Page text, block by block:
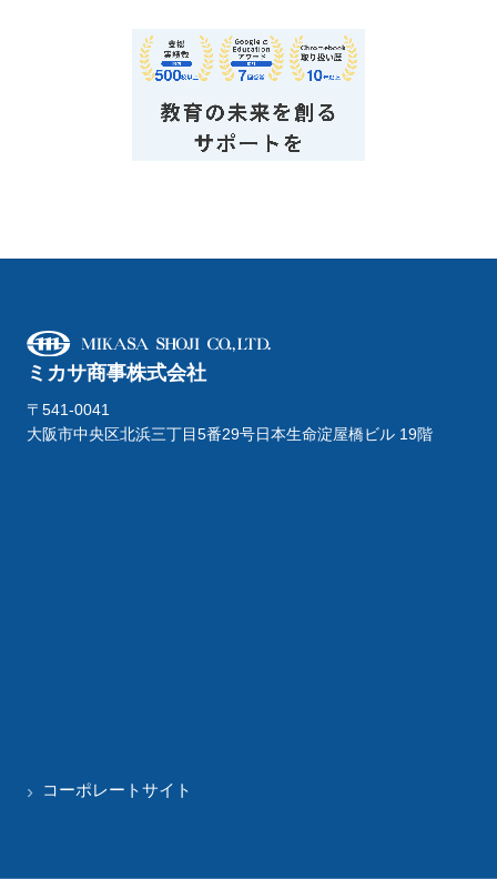
ミカサ商事株式会社
〒541-0041
大阪市中央区北浜三丁目5番29号日本生命淀屋橋ビル 19階
コーポレートサイト